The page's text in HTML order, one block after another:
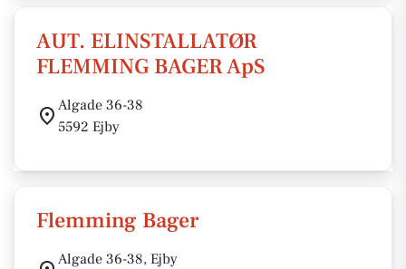
AUT. ELINSTALLATØR
FLEMMING BAGER ApS
Algade 36-38
5592 Ejby
Flemming Bager
Algade 36-38, Ejby